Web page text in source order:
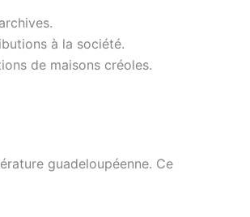
à la société.
de maisons créoles.
guadeloupéenne. Ce